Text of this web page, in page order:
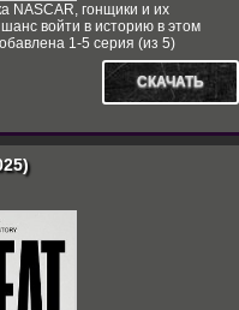
NASCAR, гонщики и их
войти в историю в этом
1-5 серия (из 5)
СКАЧАТЬ